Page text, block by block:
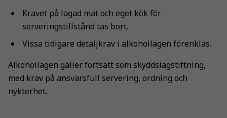
Kravet på lagad mat och eget kök för
serveringstillstånd tas bort.
Vissa tidigare detaljkrav i alkohollagen förenklas.
Alkohollagen gäller fortsatt som skyddslagstiftning,
med krav på ansvarsfull servering, ordning och
nykterhet.